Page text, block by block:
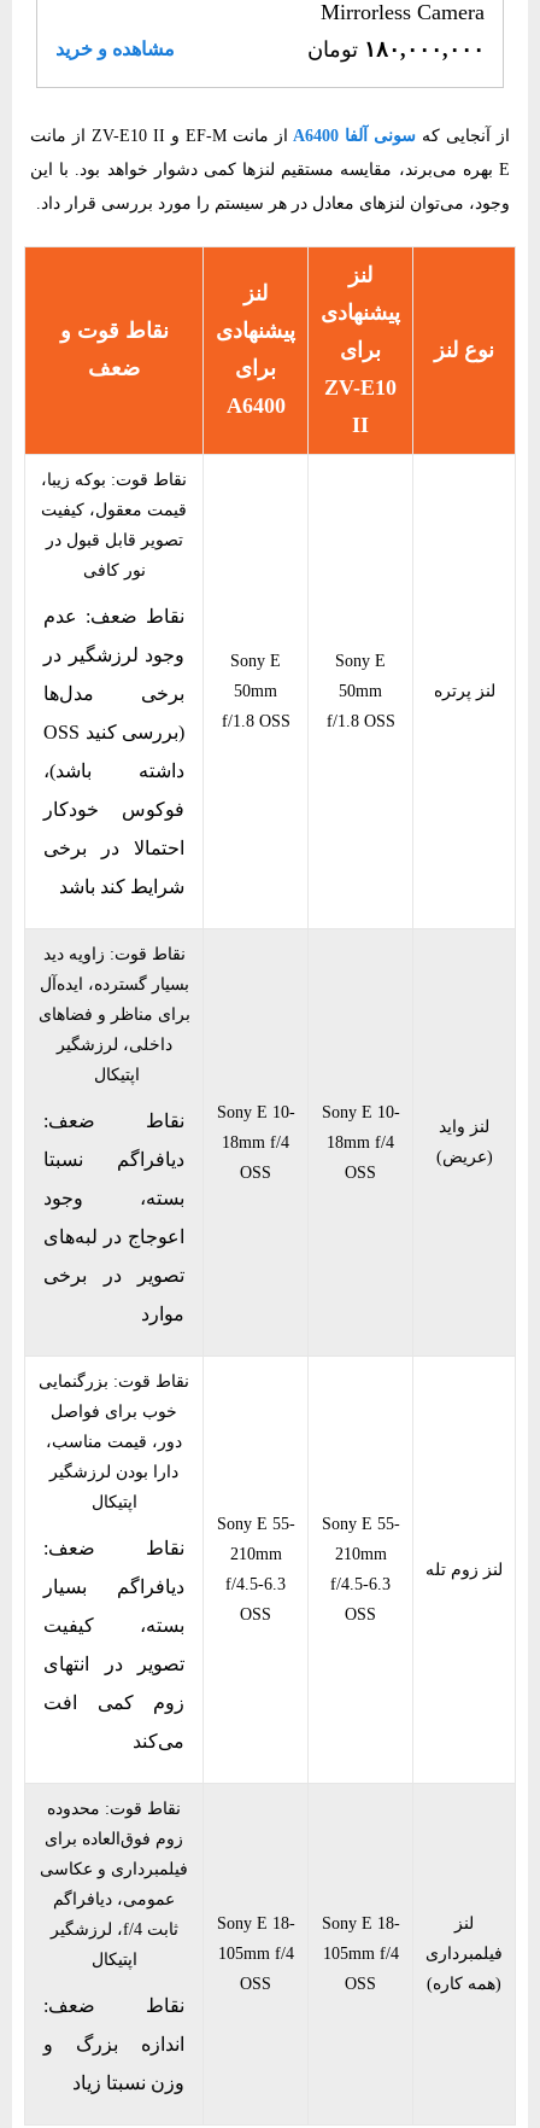
Mirrorless Camera
۱۸۰,۰۰۰,۰۰۰ تومان مشاهده و خرید
از آنجایی که سونی آلفا A6400
از مانت EF-M و ZV-E10 II از مانت
E بهره می‌برند، مقایسه مستقیم لنزها کمی دشوار خواهد بود. با این
وجود، می‌توان لنزهای معادل در هر سیستم را مورد بررسی قرار داد.
نوع لنز
لنز
پیشنهادی
برای
ZV-E10
II
لنز
پیشنهادی
برای
A6400
نقاط قوت و
ضعف
لنز پرتره
Sony E
50mm
f/1.8 OSS
Sony E
50mm
f/1.8 OSS
نقاط قوت: بوکه زیبا،
قیمت معقول، کیفیت
تصویر قابل قبول در
نور کافی
نقاط ضعف: عدم
وجود لرزشگیر در
برخی مدل‌ها
(بررسی کنید OSS
داشته باشد)،
فوکوس خودکار
احتمالا در برخی
شرایط کند باشد
لنز واید
(عریض)
Sony E 10-
18mm f/4
OSS
Sony E 10-
18mm f/4
OSS
نقاط قوت: زاویه دید
بسیار گسترده، ایده‌آل
برای مناظر و فضاهای
داخلی، لرزشگیر
اپتیکال
نقاط ضعف:
دیافراگم نسبتا
بسته، وجود
اعوجاج در لبه‌های
تصویر در برخی
موارد
لنز زوم تله
Sony E 55-
210mm
f/4.5-6.3
OSS
Sony E 55-
210mm
f/4.5-6.3
OSS
نقاط قوت: بزرگنمایی
خوب برای فواصل
دور، قیمت مناسب،
دارا بودن لرزشگیر
اپتیکال
نقاط ضعف:
دیافراگم بسیار
بسته، کیفیت
تصویر در انتهای
زوم کمی افت
می‌کند
لنز
فیلمبرداری
(همه کاره)
Sony E 18-
105mm f/4
OSS
Sony E 18-
105mm f/4
OSS
نقاط قوت: محدوده
زوم فوق‌العاده برای
فیلمبرداری و عکاسی
عمومی، دیافراگم
ثابت f/4، لرزشگیر
اپتیکال
نقاط ضعف:
اندازه بزرگ و
وزن نسبتا زیاد